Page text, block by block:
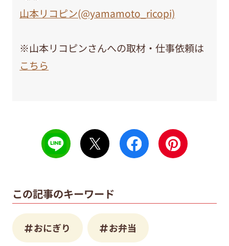
山本リコピン(@yamamoto_ricopi)
※山本リコピンさんへの取材・仕事依頼は
こちら
この記事のキーワード
おにぎり お弁当